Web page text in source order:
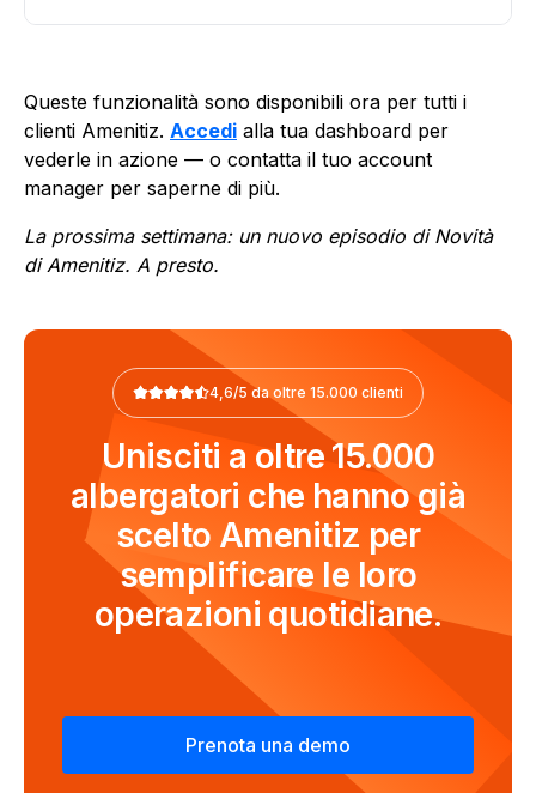
Queste funzionalità sono disponibili ora per tutti i
clienti Amenitiz. Accedi alla tua dashboard per
vederle in azione — o contatta il tuo account
manager per saperne di più.
La prossima settimana: un nuovo episodio di Novità
di Amenitiz. A presto.
4,6/5 da oltre 15.000 clienti
Unisciti a oltre 15.000
albergatori che hanno già
scelto Amenitiz per
semplificare le loro
operazioni quotidiane.
Prenota una demo